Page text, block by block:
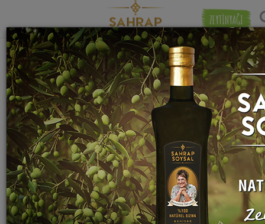
ZEYTİNYAĞI
"mozerella peyniri" etiketiyle eşleşen (1)
tarif bulundu.
Eşleşmeye